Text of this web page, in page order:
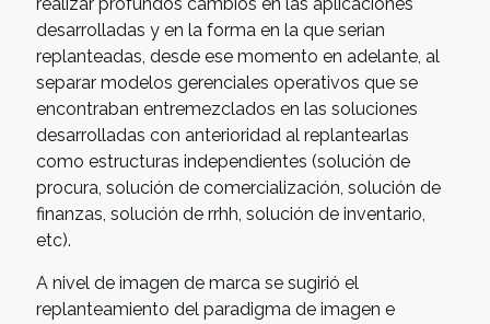
desarrolladas y en la forma en la que serian
replanteadas, desde ese momento en adelante, al
separar modelos gerenciales operativos que se
encontraban entremezclados en las soluciones
desarrolladas con anterioridad al replantearlas
como estructuras independientes (solución de
procura, solución de comercialización, solución de
finanzas, solución de rrhh, solución de inventario,
etc).
A nivel de imagen de marca se sugirió el
replanteamiento del paradigma de imagen e